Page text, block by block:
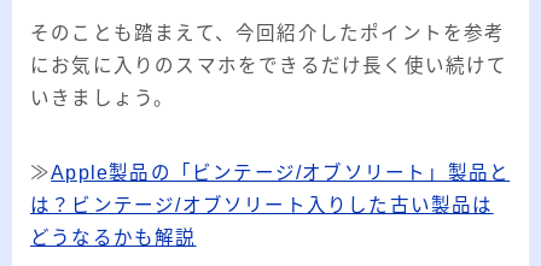
そのことも踏まえて、今回紹介したポイントを参考
にお気に入りのスマホをできるだけ長く使い続けて
いきましょう。
≫Apple製品の「ビンテージ/オブソリート」製品と
は？ビンテージ/オブソリート入りした古い製品は
どうなるかも解説